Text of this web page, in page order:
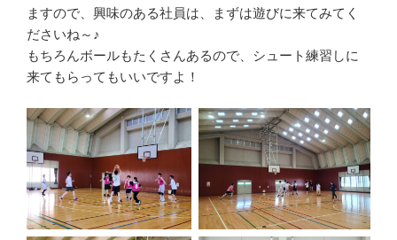
ますので、興味のある社員は、まずは遊びに来てみてく
ださいね～♪
もちろんボールもたくさんあるので、シュート練習しに
来てもらってもいいですよ！